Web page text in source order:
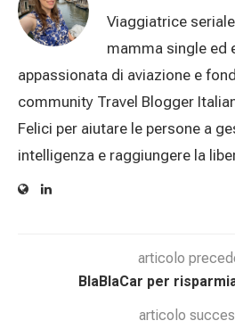
Viaggiatrice
mamma single ed
appassionata di aviazione e
community Travel Blogger
Felici per aiutare le persone a
intelligenza e raggiungere la
articolo
BlaBlaCar per
articolo